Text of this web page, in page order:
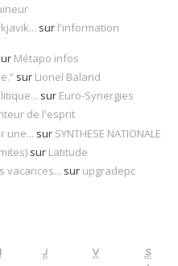
sur l'information
Métapo infos
sur Lionel Baland
sur Euro-Synergies
de l'esprit
une... sur SYNTHESE NATIONALE
sur Latitude
vacances... sur upgradepc
J V
S